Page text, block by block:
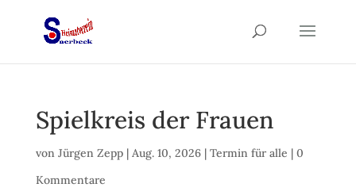
Spielkreis der Frauen
von Jürgen Zepp| Aug. 10, 2026| Termin für alle | 0
Kommentare